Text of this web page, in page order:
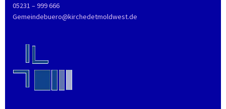
05231 – 999 666
Gemeindebuero@kirchedetmoldwest.de